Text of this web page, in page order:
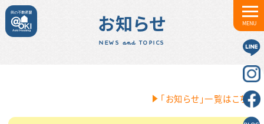
MENU
お知らせ
NEWS and TOPICS
「お知らせ」一覧はこちら